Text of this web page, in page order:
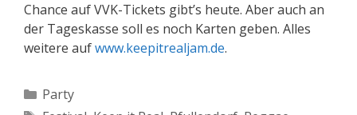
Chance auf VVK-Tickets gibt’s heute. Aber auch an
der Tageskasse soll es noch Karten geben. Alles
weitere aufwww.keepitrealjam.de.
Kategorien
Party